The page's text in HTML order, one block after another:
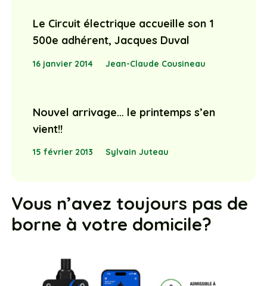
Le Circuit électrique accueille son 1
500e adhérent, Jacques Duval
16 janvier 2014 Jean-Claude Cousineau
Nouvel arrivage… le printemps s’en
vient!!
15 février 2013 Sylvain Juteau
Vous n’avez toujours pas de
borne à votre domicile?